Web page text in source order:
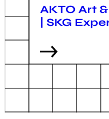
AKTO Art
| SKG